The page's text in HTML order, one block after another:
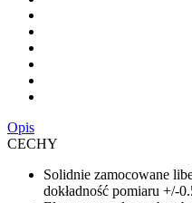
Opis
CECHY
Solidnie zamocowane
dokładność pomiaru +/-